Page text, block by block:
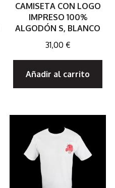
CAMISETA CON LOGO
IMPRESO 100%
ALGODÓN S, BLANCO
31,00 €
Añadir al carrito